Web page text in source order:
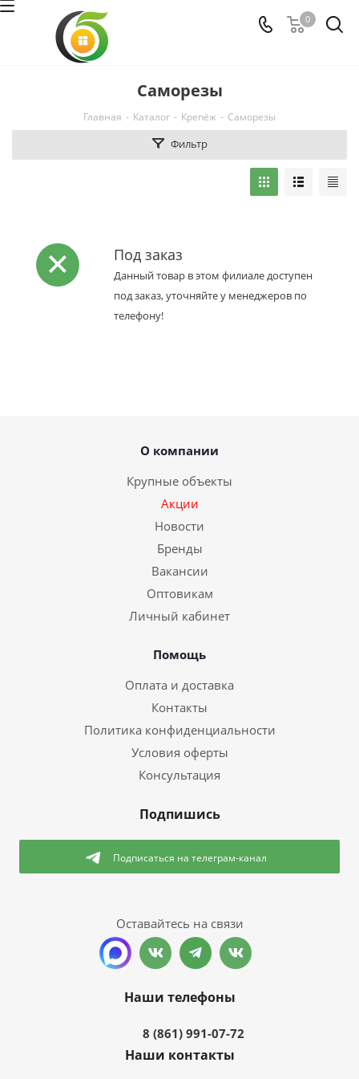
0
Саморезы
Главная - Каталог - Крепёж - Саморезы
Фильтр
Под заказ
Данный товар в этом филиале доступен
под заказ, уточняйте у менеджеров по
телефону!
О компании
Крупные объекты
Акции
Новости
Бренды
Вакансии
Оптовикам
Личный кабинет
Помощь
Оплата и доставка
Контакты
Политика конфиденциальности
Условия оферты
Консультация
Подпишись
Подписаться на телеграм-канал
Оставайтесь на связи
Наши телефоны
8 (861) 991-07-72
Наши контакты